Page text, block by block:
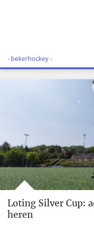
- bekerhockey -
Loting Silver Cup:
heren